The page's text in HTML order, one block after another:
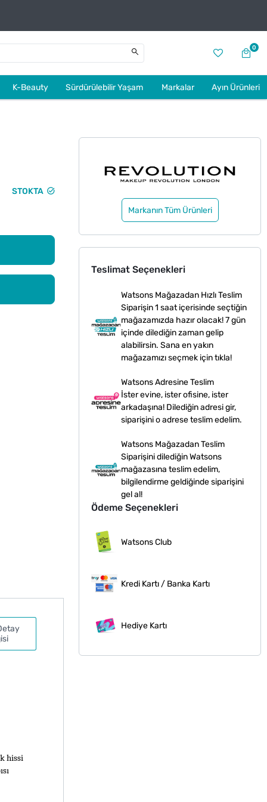
0
K-Beauty Sürdürülebilir Yaşam Markalar Ayın Ürünleri
STOKTA
Markanın Tüm Ürünleri
Teslimat Seçenekleri
Watsons Mağazadan Hızlı Teslim
Siparişin 1 saat içerisinde seçtiğin
mağazamızda hazır olacak! 7 gün
içinde dilediğin zaman gelip
alabilirsin. Sana en yakın
mağazamızı seçmek için tıkla!
Watsons Adresine Teslim
İster evine, ister ofisine, ister
arkadaşına! Dilediğin adresi gir,
siparişini o adrese teslim edelim.
Watsons Mağazadan Teslim
Siparişini dilediğin Watsons
mağazasına teslim edelim,
bilgilendirme geldiğinde siparişini
gel al!
Ödeme Seçenekleri
Watsons Club
Kredi Kartı / Banka Kartı
Hediye Kartı
hissi